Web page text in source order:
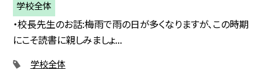
学校全体
・校長先生のお話:梅雨で雨の日が多くなりますが、この時期
にこそ読書に親しみましょ...
学校全体